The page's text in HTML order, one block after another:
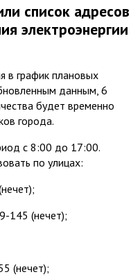
список адресов
электроэнергии
в график плановых
данным, 6
будет временно
города.
с 8:00 до 17:00.
по улицах:
145 (нечет);
(нечет);